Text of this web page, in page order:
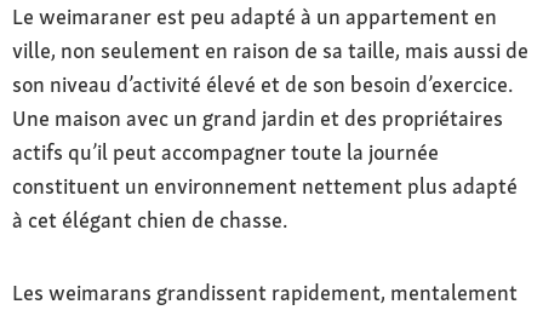
chien de chasse fort et travailleur avec un
excellent nez
Caractère
très intelligent, docile, fort de caractère et
fidèle à sa famille
Soin
griffes et nettoyage des oreilles)
Le weimaraner est peu adapté à un appartement en
ville, non seulement en raison de sa taille, mais aussi de
son niveau d’activité élevé et de son besoin d’exercice.
Une maison avec un grand jardin et des propriétaires
actifs qu’il peut accompagner toute la journée
constituent un environnement nettement plus adapté
à cet élégant chien de chasse.
Les weimarans grandissent rapidement, mentalement